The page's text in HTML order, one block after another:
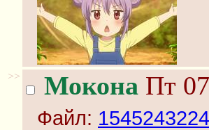
>> Мокона Пт
Файл: